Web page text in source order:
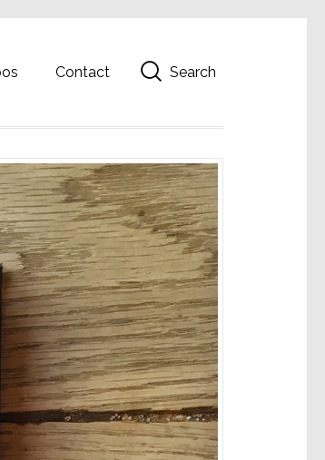
Search
Contact